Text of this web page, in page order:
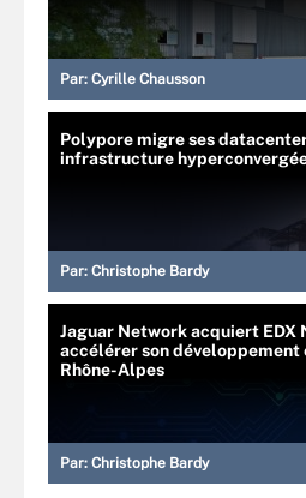
Par: Cyrille Chausson
Polypore migre ses
infrastructure
Par: Christophe Bardy
Jaguar Network acquiert EDX
accélérer son développement
Rhône-Alpes
Par: Christophe Bardy